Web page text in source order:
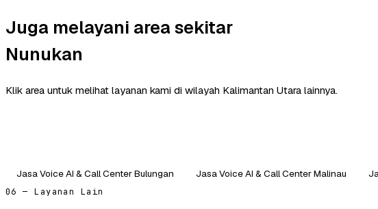
Juga melayani area sekitar
Nunukan
Klik area untuk melihat layanan kami di wilayah Kalimantan Utara lainnya.
Jasa Voice AI & Call Center Bulungan Jasa Voice AI & Call Center Malinau
06 — Layanan Lain